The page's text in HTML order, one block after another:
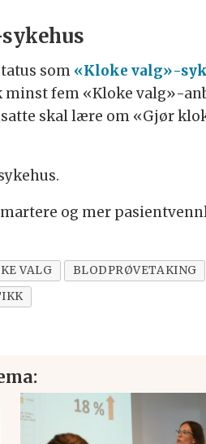
som «Kloke valg»-
fem «Kloke valg»-
skal lære om «Gjør
og mer
VALG BLODPRØVETAKING